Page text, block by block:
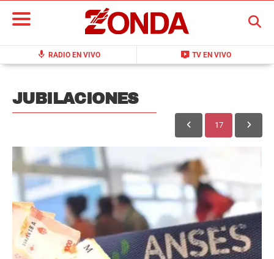
mic RADIO EN VIVO live_tv TV EN VIVO
BUSCAR
JUBILACIONES
17